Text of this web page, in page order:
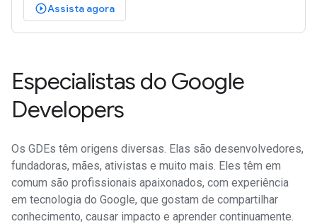
play_circle_outlinedAssista agora
Especialistas do Google
Developers
Os GDEs têm origens diversas. Elas são desenvolvedores,
fundadoras, mães, ativistas e muito mais. Eles têm em
comum são profissionais apaixonados, com experiência
em tecnologia do Google, que gostam de compartilhar
conhecimento, causar impacto e aprender continuamente.